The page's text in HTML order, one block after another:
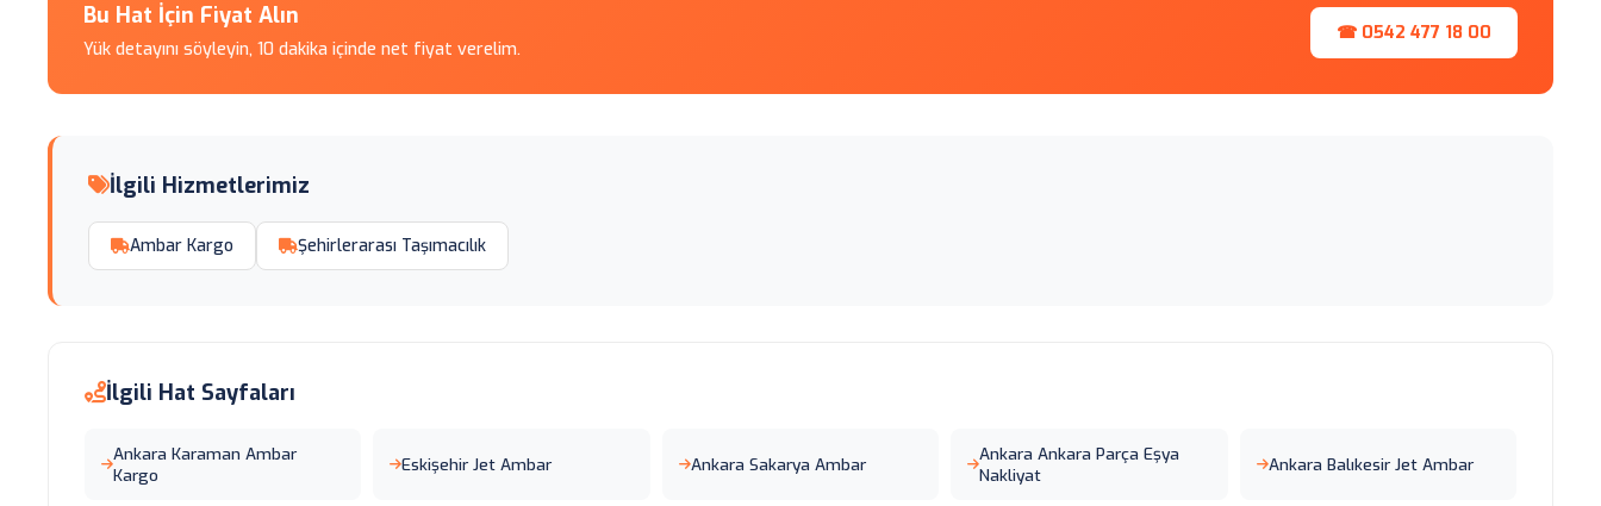
Bu Hat İçin Fiyat Alın
Yük detayını söyleyin, 10 dakika içinde net fiyat verelim.
☎ 0542 477 18 00
İlgili Hizmetlerimiz
Ambar Kargo Şehirlerarası Taşımacılık
İlgili Hat Sayfaları
Ankara Karaman Ambar
Kargo
Eskişehir Jet Ambar Ankara Sakarya Ambar
Ankara Ankara Parça Eşya
Nakliyat
Ankara Balıkesir Jet Ambar